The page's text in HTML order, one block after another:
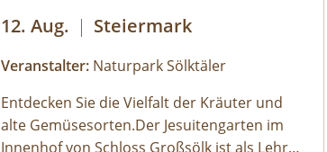
12. Aug. | Steiermark
Veranstalter: Naturpark Sölktäler
Entdecken Sie die Vielfalt der Kräuter und
alte Gemüsesorten.Der Jesuitengarten im
Innenhof von Schloss Großsölk ist als Lehr-